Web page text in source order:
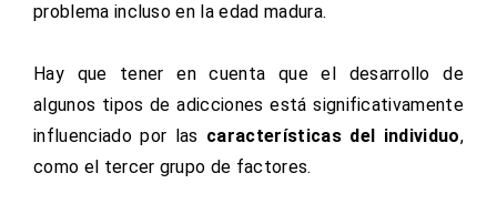
problema incluso en la edad madura.
Hay que tener en cuenta que el desarrollo de
algunos tipos de adicciones está significativamente
influenciado por las características del individuo,
como el tercer grupo de factores.